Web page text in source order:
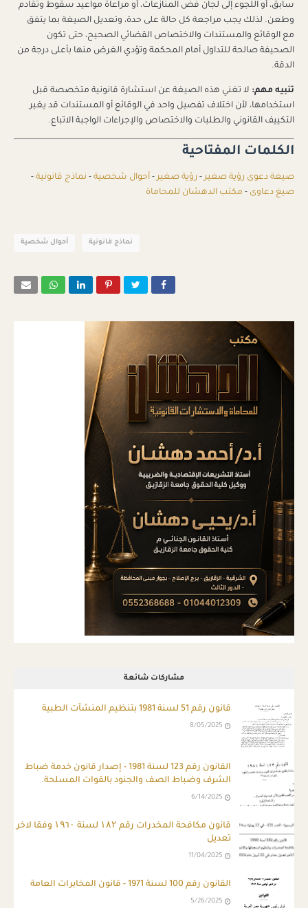
سابق، أو اللجوء إلى لجان فض المنازعات، أو مراعاة مواعيد سقوط وتقادم
وطعن. لذلك يجب مراجعة كل حالة على حدة، وتعديل الصيغة بما يتفق
مع الوقائع والمستندات والاختصاص القضائي الصحيح، حتى تكون
الصحيفة صالحة للتداول أمام المحكمة وتؤدي الغرض منها بأعلى درجة من
الدقة.
تنبيه مهم: لا تغني هذه الصيغة عن استشارة قانونية متخصصة قبل
استخدامها، لأن اختلاف تفصيل واحد في الوقائع أو المستندات قد يغير
التكييف القانوني والطلبات والاختصاص والإجراءات الواجبة الاتباع.
الكلمات المفتاحية
صيغة دعوى رؤية صغير- رؤية صغير- أحوال شخصية - نماذج قانونية -
صيغ دعاوى - مكتب الدهشان للمحاماة
أحوال شخصية نماذج قانونية
مشاركات شائعة
قانون رقم 51 لسنة 1981 بتنظيم المنشآت الطبية
8/05/2025
ِالقانون رقم 123 لسنة 1981 - إصدار قانون خدمة ضباط
الشرف وضباط الصف والجنود بالقوات المسلحة.
6/14/2025
قانون مكافحة المخدرات رقم ۱۸۲ لسنة ۱۹٦۰ وفقا لاخر
تعديل
11/04/2025
القانون رقم 100 لسنة 1971 - قانون المخابرات العامة
5/26/2025